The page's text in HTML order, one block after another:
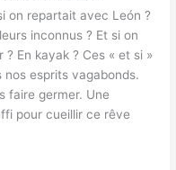
on repartait avec León ?
inconnus ? Et si on
En kayak ? Ces « et si »
esprits vagabonds.
faire germer. Une
pour cueillir ce rêve